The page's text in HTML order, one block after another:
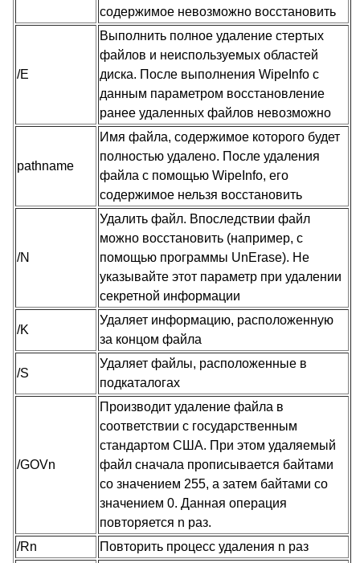
содержимое невозможно восстановить
/E
Выполнить полное удаление стертых
файлов и неиспользуемых областей
диска. После выполнения WipeInfo с
данным параметром восстановление
ранее удаленных файлов невозможно
pathname
Имя файла, содержимое которого будет
полностью удалено. После удаления
файла с помощью WipeInfo, его
содержимое нельзя восстановить
/N
Удалить файл. Впоследствии файл
можно восстановить (например, с
помощью программы UnErase). Не
указывайте этот параметр при удалении
секретной информации
/K
Удаляет информацию, расположенную
за концом файла
/S
Удаляет файлы, расположенные в
подкаталогах
/GOVn
Производит удаление файла в
соответствии с государственным
стандартом США. При этом удаляемый
файл сначала прописывается байтами
со значением 255, а затем байтами со
значением 0. Данная операция
повторяется n раз.
/Rn
Повторить процесс удаления n раз